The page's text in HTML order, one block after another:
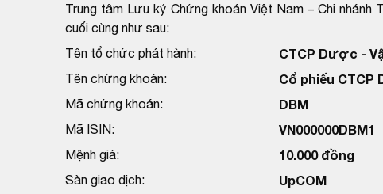
Trung tâm Lưu ký Chứng khoán Việt Nam – Chi nhánh
cuối cùng như sau:
Tên tổ chức phát hành:
CTCP Dược -
Tên chứng khoán: Cổ phiếu
Mã chứng khoán: DBM
Mã ISIN: VN000000DBM1
Mệnh giá: 10.000 đồng
Sàn giao dịch: UpCOM